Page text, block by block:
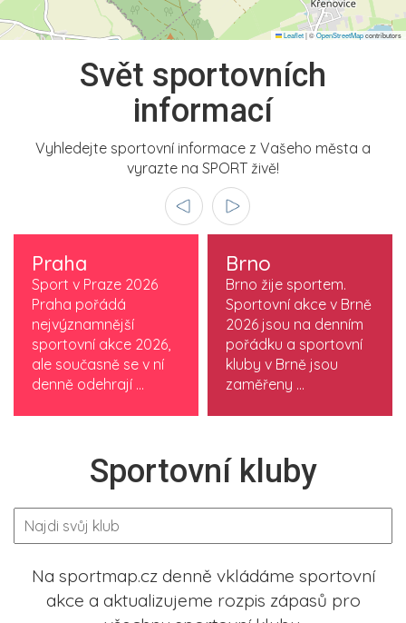
Leaflet|©OpenStreetMapcontributors
Svět sportovních
informací
Vyhledejte sportovní informace z Vašeho města a
vyrazte na SPORT živě!
Praha
Sport v Praze 2026
Praha pořádá
nejvýznamnější
sportovní akce 2026,
ale současně se v ní
denně odehrají ...
Brno
Brno žije sportem.
Sportovní akce v Brně
2026 jsou na denním
pořádku a sportovní
kluby v Brně jsou
zaměřeny ...
Sportovní kluby
Na sportmap.cz denně vkládáme sportovní
akce a aktualizujeme rozpis zápasů pro